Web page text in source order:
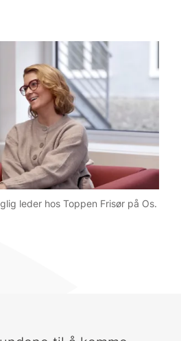
leder hos Toppen Frisør på Os.